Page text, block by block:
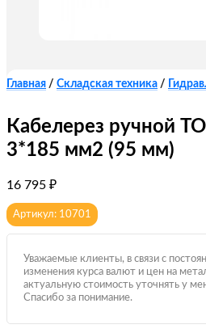
Главная / Складская техника /
Кабелерез ручной
3*185 мм2 (95 мм)
16 795 ₽
Артикул: 10701
Уважаемые клиенты, в связи с
изменения курса валют и цен на
актуальную стоимость уточнять у
Спасибо за понимание.